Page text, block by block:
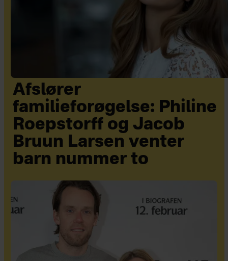
Afslører
familieforøgelse: Philine
Roepstorff og Jacob
Bruun Larsen venter
barn nummer to